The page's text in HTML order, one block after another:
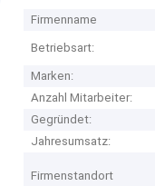
Firmenname
Betriebsart:
Marken:
Anzahl Mitarbeiter:
Gegründet:
Jahresumsatz:
Firmenstandort